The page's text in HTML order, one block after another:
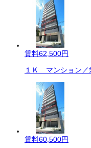
賃料62,500円
１Ｋ マンション／
賃料60,500円